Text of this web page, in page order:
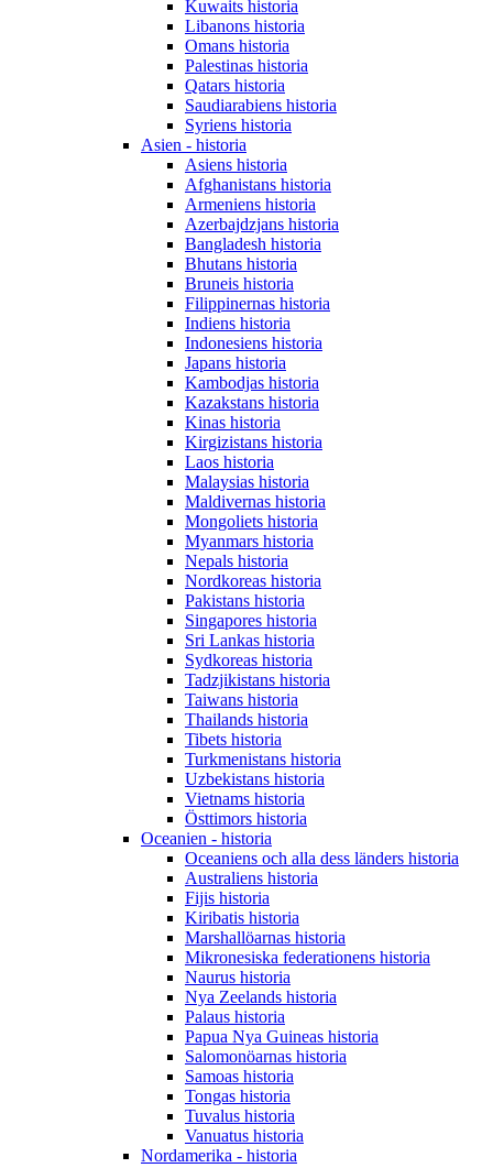
Kuwaits historia
Libanons historia
Omans historia
Palestinas historia
Qatars historia
Saudiarabiens historia
Syriens historia
Asien - historia
Asiens historia
Afghanistans historia
Armeniens historia
Azerbajdzjans historia
Bangladesh historia
Bhutans historia
Bruneis historia
Filippinernas historia
Indiens historia
Indonesiens historia
Japans historia
Kambodjas historia
Kazakstans historia
Kinas historia
Kirgizistans historia
Laos historia
Malaysias historia
Maldivernas historia
Mongoliets historia
Myanmars historia
Nepals historia
Nordkoreas historia
Pakistans historia
Singapores historia
Sri Lankas historia
Sydkoreas historia
Tadzjikistans historia
Taiwans historia
Thailands historia
Tibets historia
Turkmenistans historia
Uzbekistans historia
Vietnams historia
Östtimors historia
Oceanien - historia
Oceaniens och alla dess länders historia
Australiens historia
Fijis historia
Kiribatis historia
Marshallöarnas historia
Mikronesiska federationens historia
Naurus historia
Nya Zeelands historia
Palaus historia
Papua Nya Guineas historia
Salomonöarnas historia
Samoas historia
Tongas historia
Tuvalus historia
Vanuatus historia
Nordamerika - historia